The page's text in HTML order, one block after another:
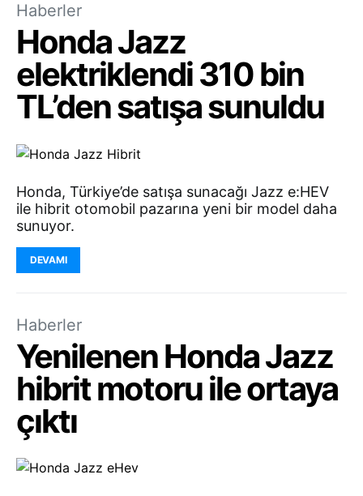
Haberler
Honda Jazz
elektriklendi 310 bin
TL’den satışa sunuldu
Honda, Türkiye’de satışa sunacağı Jazz e:HEV
ile hibrit otomobil pazarına yeni bir model daha
sunuyor.
DEVAMI
Haberler
Yenilenen Honda Jazz
hibrit motoru ile ortaya
çıktı